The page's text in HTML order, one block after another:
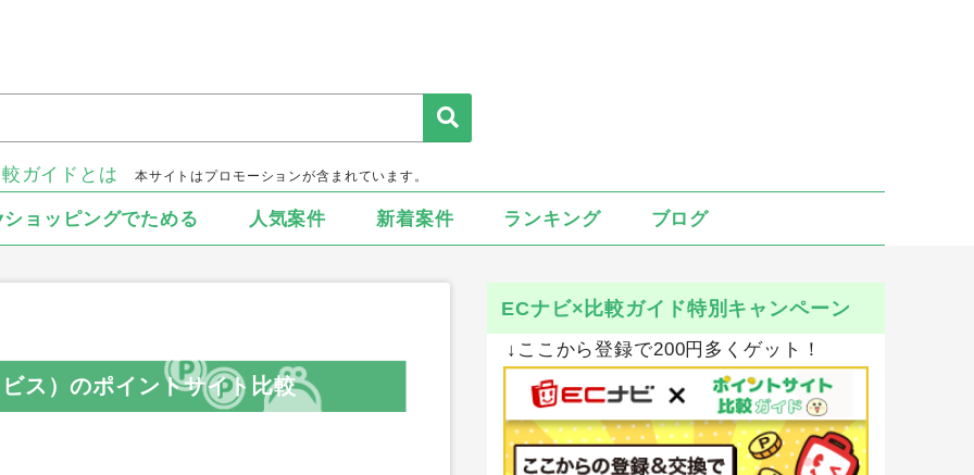
ガイドとは 本サイトはプロモーションが含まれています。
ショッピングでためる 人気案件 新着案件 ランキング ブログ
ス）のポイントサイト比較
ECナビ×比較ガイド特別キャンペーン
↓ここから登録で200円多くゲット！